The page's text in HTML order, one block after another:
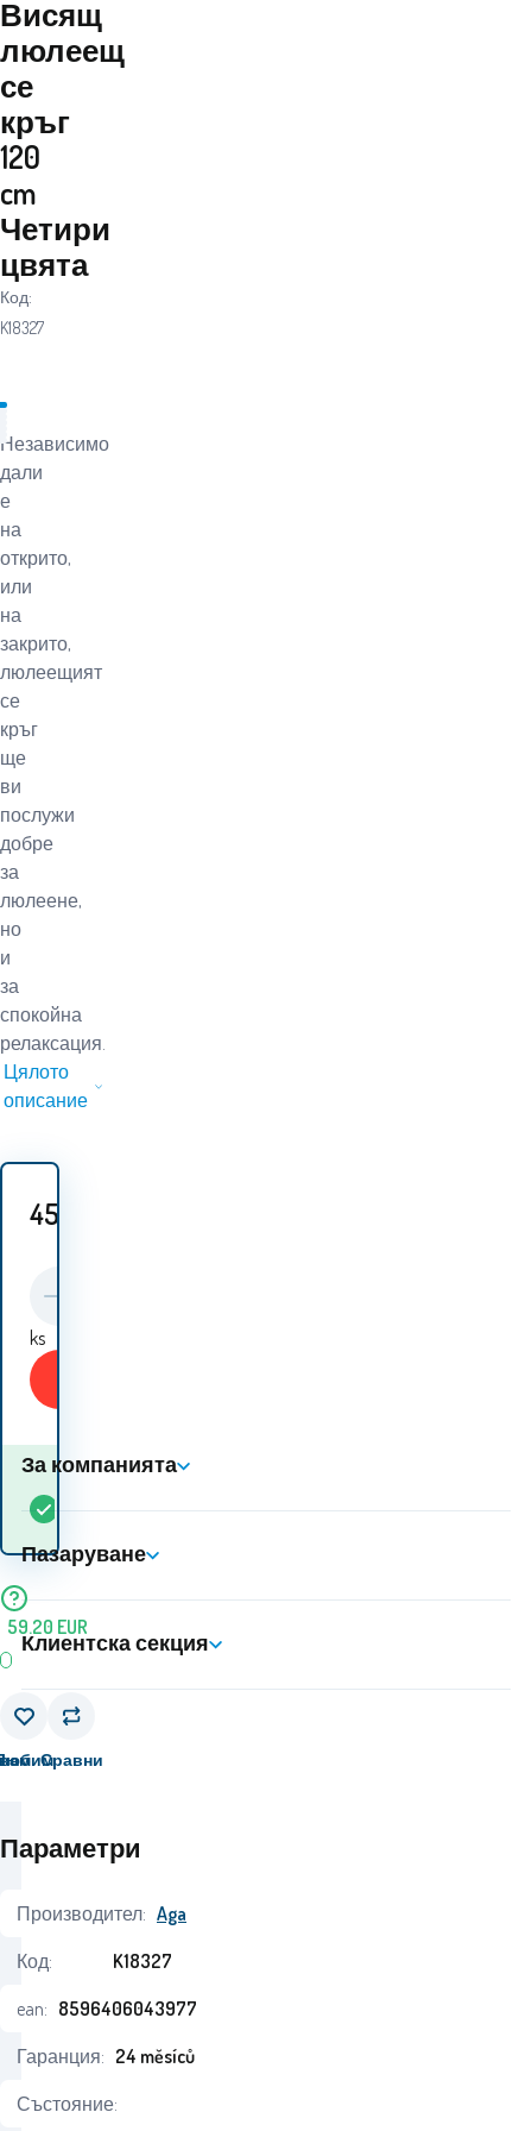
Висящ
люлеещ
се
кръг
120
cm
Четири
цвята
Код:
K18327
Независимо
дали
е
на
открито,
или
на
закрито,
люлеещият
се
кръг
ще
ви
послужи
добре
за
люлеене,
но
и
за
спокойна
релаксация.
Цялото
описание
45
ks
3 ks стоката? 10.08. - 11.08.
59.20 EUR
Сравни
Параметри
Производител: Aga
Код:
K18327
ean: 8596406043977
Гаранция: 24 měsíců
Състояние:
За компанията
Пазаруване
Клиентска секция